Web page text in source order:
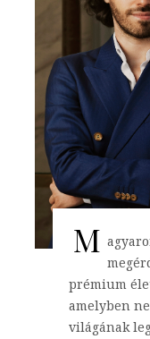
M
prémium
amelyben
világának